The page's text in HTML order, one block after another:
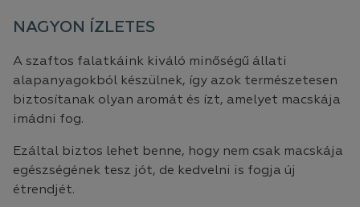
NAGYON ÍZLETES
A szaftos falatkáink kiváló minőségű állati
alapanyagokból készülnek, így azok természetesen
biztosítanak olyan aromát és ízt, amelyet macskája
imádni fog.
Ezáltal biztos lehet benne, hogy nem csak macskája
egészségének tesz jót, de kedvelni is fogja új
étrendjét.